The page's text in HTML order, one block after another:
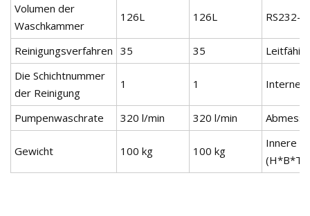
Volumen der
Waschkammer
126L 126L RS232-
Reinigungsverfahren 35 35
Die Schichtnummer
der Reinigung
1 1 Internet
Pumpenwaschrate 320 l/min 320 l/min
Gewicht 100 kg 100 kg
Innere
(H*B*T)